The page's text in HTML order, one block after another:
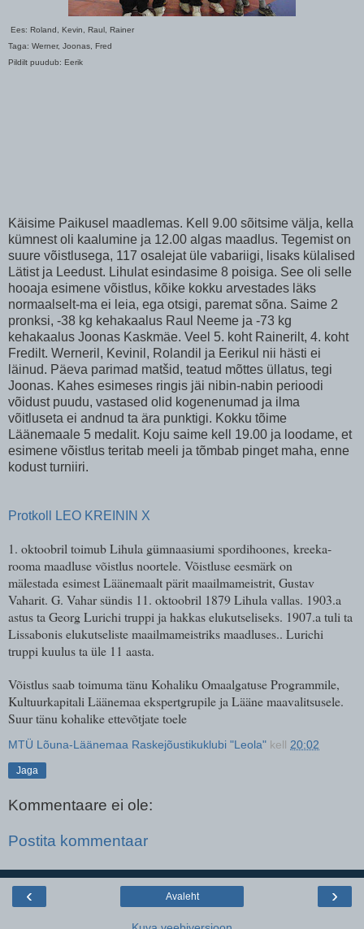
Ees: Roland, Kevin, Raul, Rainer
Taga: Werner, Joonas, Fred
Pildilt puudub: Eerik
Käisime Paikusel maadlemas. Kell 9.00 sõitsime välja, kella
kümnest oli kaalumine ja 12.00 algas maadlus. Tegemist on
suure võistlusega, 117 osalejat üle vabariigi, lisaks külalised
Lätist ja Leedust. Lihulat esindasime 8 poisiga. See oli selle
hooaja esimene võistlus, kõike kokku arvestades läks
normaalselt-ma ei leia, ega otsigi, paremat sõna. Saime 2
pronksi, -38 kg kehakaalus Raul Neeme ja -73 kg
kehakaalus Joonas Kaskmäe. Veel 5. koht Rainerilt, 4. koht
Fredilt. Werneril, Kevinil, Rolandil ja Eerikul nii hästi ei
läinud. Päeva parimad matšid, teatud mõttes üllatus, tegi
Joonas. Kahes esimeses ringis jäi nibin-nabin perioodi
võidust puudu, vastased olid kogenenumad ja ilma
võitluseta ei andnud ta ära punktigi. Kokku tõime
Läänemaale 5 medalit. Koju saime kell 19.00 ja loodame, et
esimene võistlus teritab meeli ja tõmbab pinget maha, enne
kodust turniiri.
Protkoll LEO KREININ X
1. oktoobril toimub Lihula gümnaasiumi spordihoones, kreeka-
rooma maadluse võistlus noortele. Võistluse eesmärk on
mälestada esimest Läänemaalt pärit maailmameistrit, Gustav
Vaharit. G. Vahar sündis 11. oktoobril 1879 Lihula vallas. 1903.a
astus ta Georg Lurichi truppi ja hakkas elukutseliseks. 1907.a tuli ta
Lissabonis elukutseliste maailmameistriks maadluses.. Lurichi
truppi kuulus ta üle 11 aasta.
Võistlus saab toimuma tänu Kohaliku Omaalgatuse Programmile,
Kultuurkapitali Läänemaa ekspertgrupile ja Lääne maavalitsusele.
Suur tänu kohalike ettevõtjate toele
MTÜ Lõuna-Läänemaa Raskejõustikuklubi "Leola" kell 20:02
Jaga
Kommentaare ei ole:
Postita kommentaar
‹ ›
Avaleht